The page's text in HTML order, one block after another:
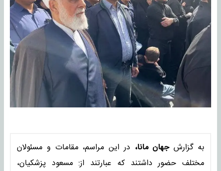
به گزارشجهان مانا، در این مراسم، مقامات و مسئولان
مختلف حضور داشتند که عبارتند از: مسعود پزشکیان،